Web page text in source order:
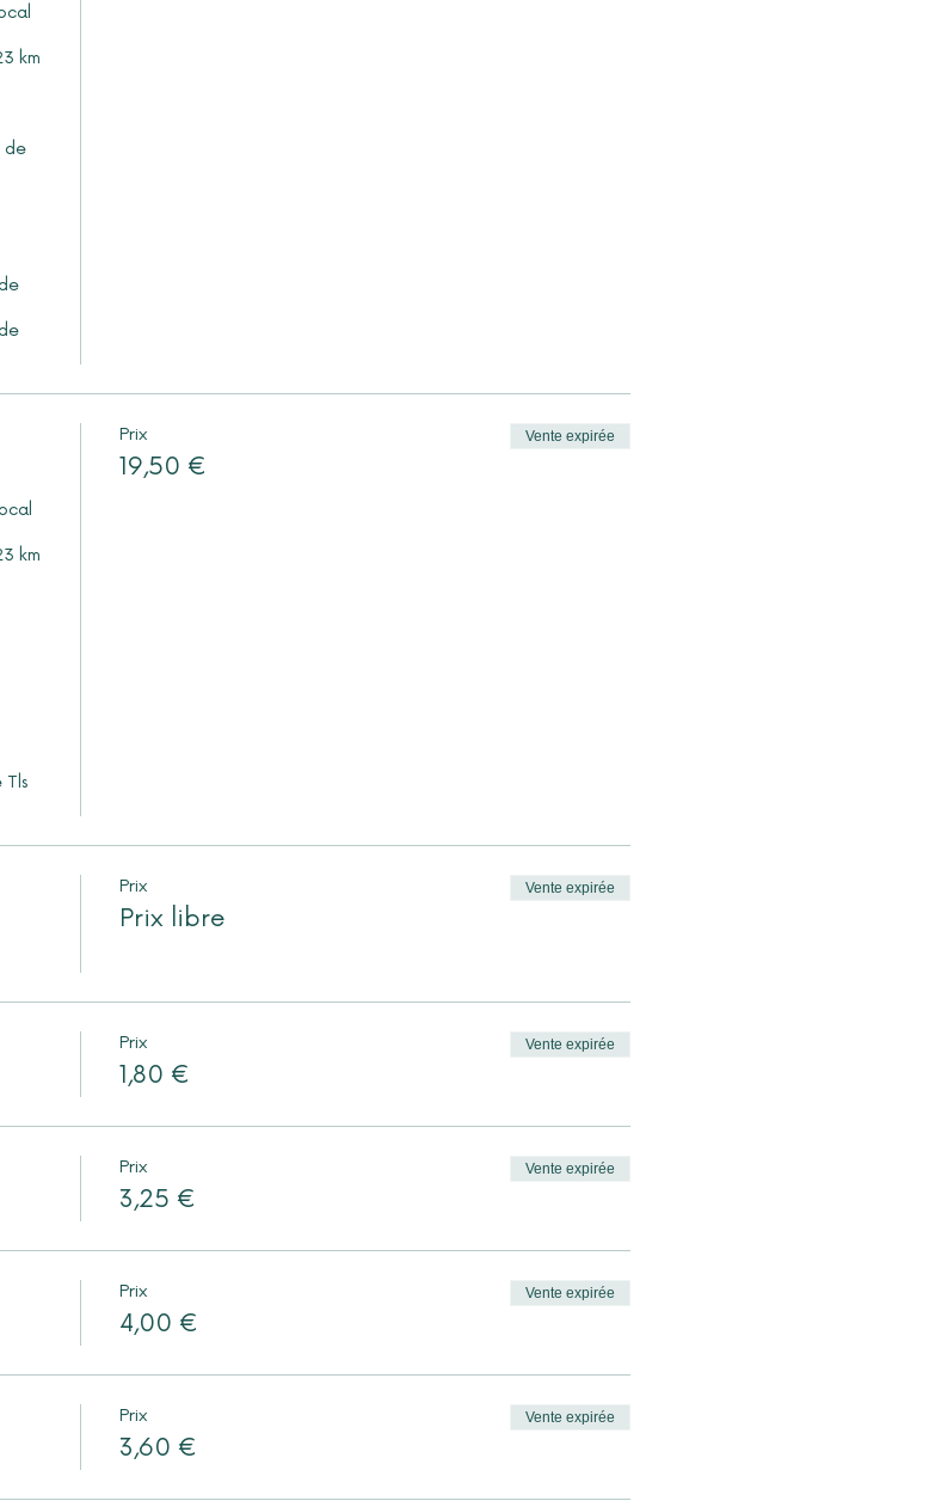
Prix
19,50 €
Vente expirée
Prix
Prix libre
Vente expirée
Prix
1,80 €
Vente expirée
Prix
3,25 €
Vente expirée
Prix
4,00 €
Vente expirée
Prix
3,60 €
Vente expirée